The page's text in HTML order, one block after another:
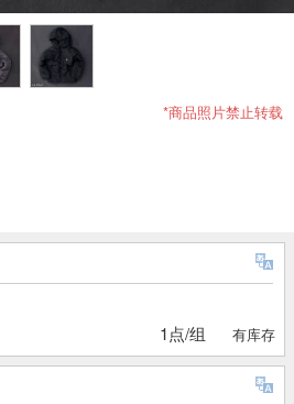
*商品照片禁止转载
1点/组 有库存